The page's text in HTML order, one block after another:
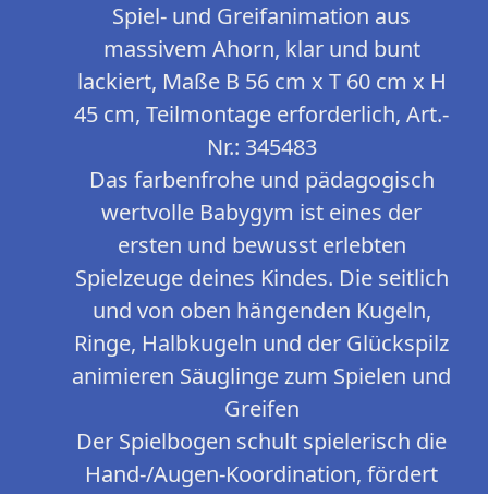
Spiel- und Greifanimation aus
massivem Ahorn, klar und bunt
lackiert, Maße B 56 cm x T 60 cm x H
45 cm, Teilmontage erforderlich, Art.-
Nr.: 345483
Das farbenfrohe und pädagogisch
wertvolle Babygym ist eines der
ersten und bewusst erlebten
Spielzeuge deines Kindes. Die seitlich
und von oben hängenden Kugeln,
Ringe, Halbkugeln und der Glückspilz
animieren Säuglinge zum Spielen und
Greifen
Der Spielbogen schult spielerisch die
Hand-/Augen-Koordination, fördert